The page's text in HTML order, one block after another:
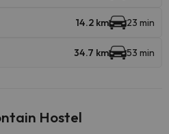
14.2 km 23 min
34.7 km 53 min
Hostel